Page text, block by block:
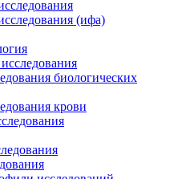
(ифа)
биологических
крови